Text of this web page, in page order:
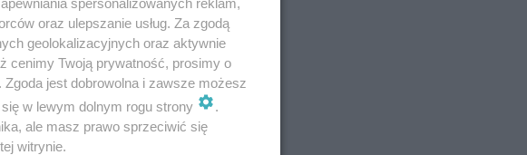
się stało, że w
- pytał prezes
oraz ulepszanie usług. Za zgodą
geolokalizacyjnych oraz aktywnie
cenimy Twoją prywatność, prosimy o
jest dobrowolna i zawsze możesz
w lewym dolnym rogu strony
.
ale masz prawo sprzeciwić się
witrynie.